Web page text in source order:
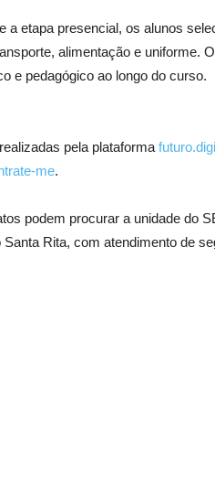
etapa presencial, os alunos
alimentação e uniforme.
e pedagógico ao longo do curso.
pela plataforma
me.
podem procurar a unidade do
Rita, com atendimento de